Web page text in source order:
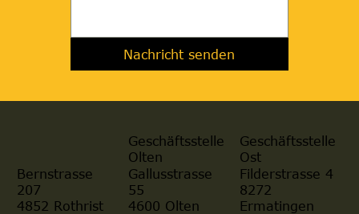
Nachricht senden
Bernstrasse
207
4852 Rothrist
Geschäftsstelle
Olten
Gallusstrasse
55
4600 Olten
Geschäftsstelle
Ost
Filderstrasse 4
8272
Ermatingen